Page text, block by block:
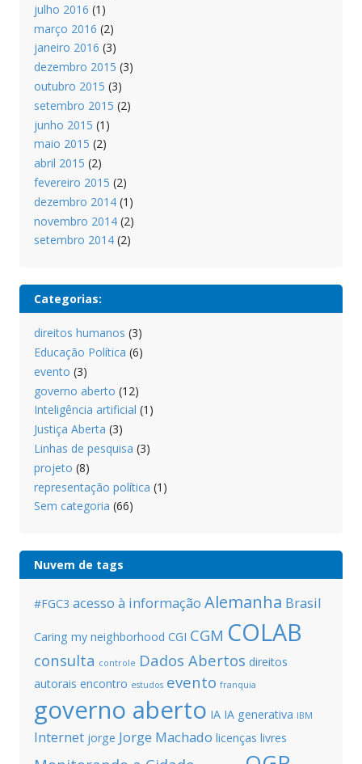
julho 2016 (1)
março 2016 (2)
janeiro 2016 (3)
dezembro 2015 (3)
outubro 2015 (3)
setembro 2015 (2)
junho 2015 (1)
maio 2015 (2)
abril 2015 (2)
fevereiro 2015 (2)
dezembro 2014(1)
novembro 2014(2)
setembro 2014(2)
Categorias:
direitos humanos (3)
Educação Política (6)
evento (3)
governo aberto (12)
Inteligência artificial (1)
Justiça Aberta (3)
Linhas de pesquisa (3)
projeto (8)
representação política (1)
Sem categoria (66)
Nuvem de tags
#FGC3 acesso à informação Alemanha Brasil
Caring my neighborhood CGI CGM COLAB
consulta controle Dados Abertos direitos
autorais encontro estudos evento franquia
governo aberto IA IA generativa IBM
Internet jorge Jorge Machado licenças livres